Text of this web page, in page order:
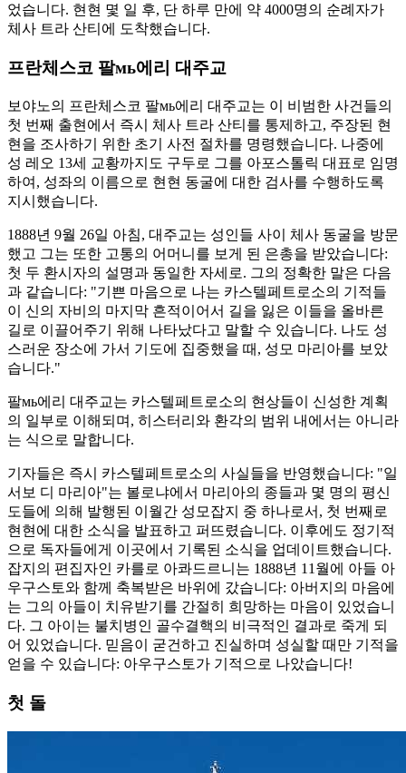
었습니다. 현현 몇 일 후, 단 하루 만에 약 4000명의 순례자가
체사 트라 산티에 도착했습니다.
프란체스코 팔мь에리 대주교
보야노의 프란체스코 팔мь에리 대주교는 이 비범한 사건들의
첫 번째 출현에서 즉시 체사 트라 산티를 통제하고, 주장된 현
현을 조사하기 위한 초기 사전 절차를 명령했습니다. 나중에
성 레오 13세 교황까지도 구두로 그를 아포스톨릭 대표로 임명
하여, 성좌의 이름으로 현현 동굴에 대한 검사를 수행하도록
지시했습니다.
1888년 9월 26일 아침, 대주교는 성인들 사이 체사 동굴을 방문
했고 그는 또한 고통의 어머니를 보게 된 은총을 받았습니다:
첫 두 환시자의 설명과 동일한 자세로. 그의 정확한 말은 다음
과 같습니다: "기쁜 마음으로 나는 카스텔페트로소의 기적들
이 신의 자비의 마지막 흔적이어서 길을 잃은 이들을 올바른
길로 이끌어주기 위해 나타났다고 말할 수 있습니다. 나도 성
스러운 장소에 가서 기도에 집중했을 때, 성모 마리아를 보았
습니다."
팔мь에리 대주교는 카스텔페트로소의 현상들이 신성한 계획
의 일부로 이해되며, 히스터리와 환각의 범위 내에서는 아니라
는 식으로 말합니다.
기자들은 즉시 카스텔페트로소의 사실들을 반영했습니다: "일
서보 디 마리아"는 볼로냐에서 마리아의 종들과 몇 명의 평신
도들에 의해 발행된 이월간 성모잡지 중 하나로서, 첫 번째로
현현에 대한 소식을 발표하고 퍼뜨렸습니다. 이후에도 정기적
으로 독자들에게 이곳에서 기록된 소식을 업데이트했습니다.
잡지의 편집자인 카를로 아콰드르니는 1888년 11월에 아들 아
우구스토와 함께 축복받은 바위에 갔습니다: 아버지의 마음에
는 그의 아들이 치유받기를 간절히 희망하는 마음이 있었습니
다. 그 아이는 불치병인 골수결핵의 비극적인 결과로 죽게 되
어 있었습니다. 믿음이 굳건하고 진실하며 성실할 때만 기적을
얻을 수 있습니다: 아우구스토가 기적으로 나았습니다!
첫 돌